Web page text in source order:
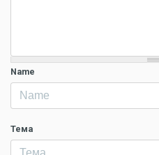
Name
Тема